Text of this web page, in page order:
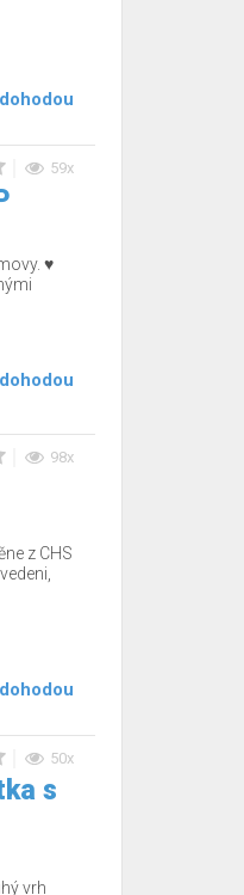
dohodou
59x
♥️
dohodou
98x
z CHS
dohodou
50x
s
vrh